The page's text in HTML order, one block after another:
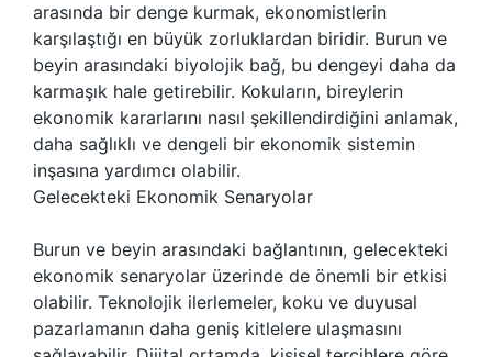
arasında bir denge kurmak, ekonomistlerin
karşılaştığı en büyük zorluklardan biridir. Burun ve
beyin arasındaki biyolojik bağ, bu dengeyi daha da
karmaşık hale getirebilir. Kokuların, bireylerin
ekonomik kararlarını nasıl şekillendirdiğini anlamak,
daha sağlıklı ve dengeli bir ekonomik sistemin
inşasına yardımcı olabilir.
Gelecekteki Ekonomik Senaryolar
Burun ve beyin arasındaki bağlantının, gelecekteki
ekonomik senaryolar üzerinde de önemli bir etkisi
olabilir. Teknolojik ilerlemeler, koku ve duyusal
pazarlamanın daha geniş kitlelere ulaşmasını